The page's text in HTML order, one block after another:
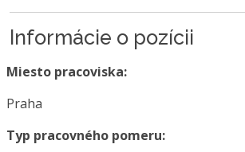
Informácie o pozícii
Miesto pracoviska:
Praha
Typ pracovného pomeru: